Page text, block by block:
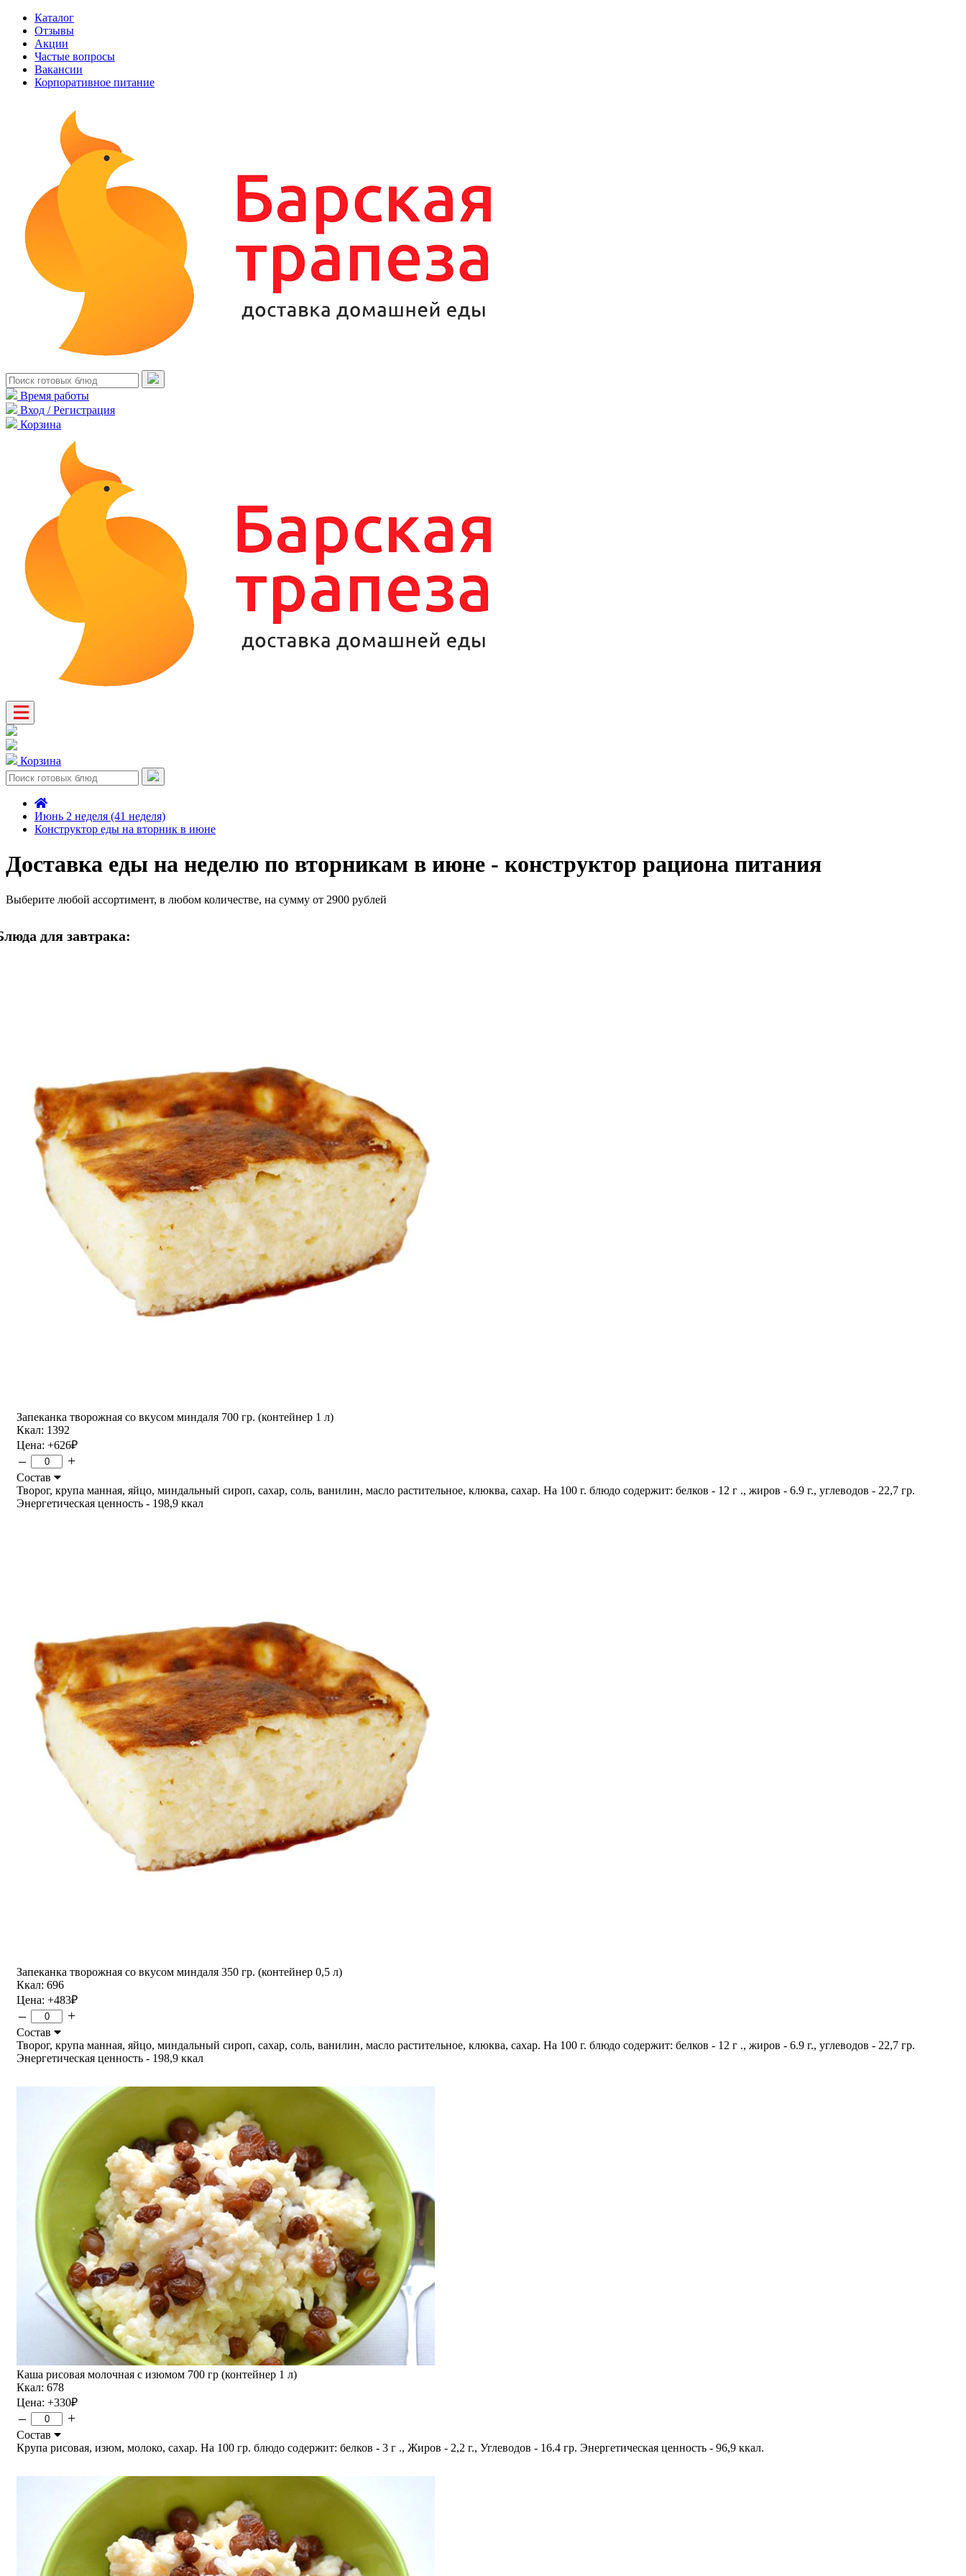
Каталог
Отзывы
Акции
Частые вопросы
Вакансии
Корпоративное питание
Время работы
Вход / Регистрация
Корзина
Корзина
Июнь 2 неделя (41 неделя)
Конструктор еды на вторник в июне
Доставка еды на неделю по вторникам в июне - конструктор рациона питания
Выберите любой ассортимент, в любом количестве, на сумму от 2900 рублей
для завтрака:
Запеканка творожная со вкусом миндаля 700 гр. (контейнер 1 л)
Ккал: 1392
Цена: +626₽
– +
Состав
Творог, крупа манная, яйцо, миндальный сироп, сахар, соль, ванилин, масло растительное, клюква, сахар. На 100 г. блюдо содержит: белков - 12 г ., жиров - 6.9 г., углеводов - 22,7 гр.
Энергетическая ценность - 198,9 ккал
Запеканка творожная со вкусом миндаля 350 гр. (контейнер 0,5 л)
Ккал: 696
Цена: +483₽
– +
Состав
Творог, крупа манная, яйцо, миндальный сироп, сахар, соль, ванилин, масло растительное, клюква, сахар. На 100 г. блюдо содержит: белков - 12 г ., жиров - 6.9 г., углеводов - 22,7 гр.
Энергетическая ценность - 198,9 ккал
Каша рисовая молочная с изюмом 700 гр (контейнер 1 л)
Ккал: 678
Цена: +330₽
– +
Состав
Крупа рисовая, изюм, молоко, сахар. На 100 гр. блюдо содержит: белков - 3 г ., Жиров - 2,2 г., Углеводов - 16.4 гр. Энергетическая ценность - 96,9 ккал.